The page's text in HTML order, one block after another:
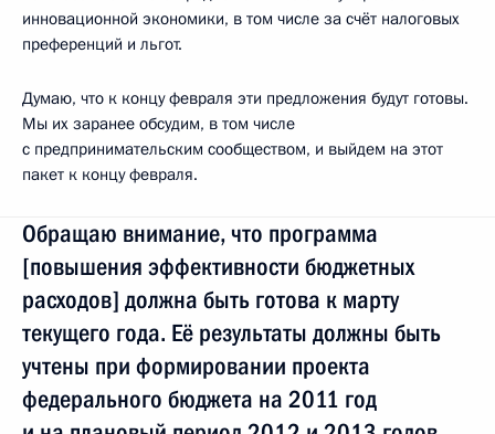
инновационной экономики, в том числе за счёт налоговых
преференций и льгот.
Думаю, что к концу февраля эти предложения будут готовы.
Мы их заранее обсудим, в том числе
с предпринимательским сообществом, и выйдем на этот
пакет к концу февраля.
Обращаю внимание, что программа
[повышения эффективности бюджетных
расходов] должна быть готова к марту
текущего года. Её результаты должны быть
учтены при формировании проекта
федерального бюджета на 2011 год